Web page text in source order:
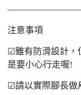
注意事項
☑雖有防滑設計，
是要小心行走喔!
☑請以實際腳長做